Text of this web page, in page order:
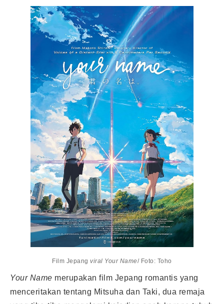
Film Jepangviral Your Name/ Foto: Toho
Your Name merupakan film Jepang romantis yang
menceritakan tentang Mitsuha dan Taki, dua remaja